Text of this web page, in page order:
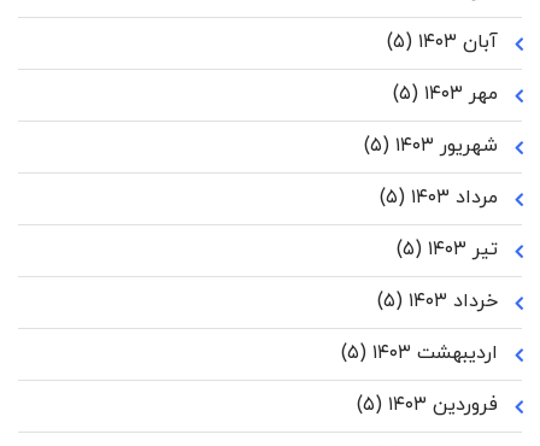
آبان ۱۴۰۳
(۵)
مهر ۱۴۰۳
(۵)
شهریور ۱۴۰۳
(۵)
مرداد ۱۴۰۳
(۵)
تیر ۱۴۰۳
(۵)
خرداد ۱۴۰۳
(۵)
اردیبهشت ۱۴۰۳
(۵)
فروردین ۱۴۰۳
(۵)